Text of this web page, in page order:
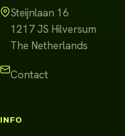
Steijnlaan 16
1217 JS Hilversum
The Netherlands
Contact
INFO